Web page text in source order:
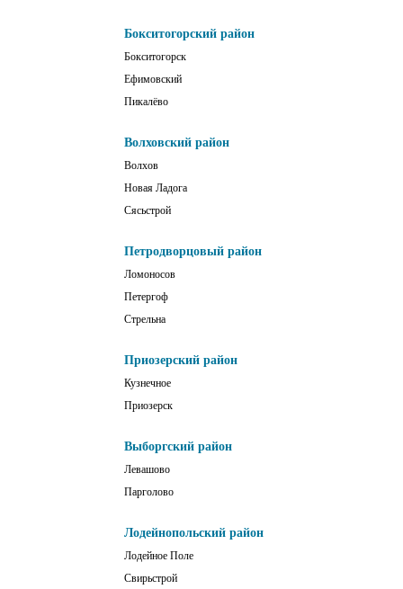
Бокситогорский район
Бокситогорск
Ефимовский
Пикалёво
Волховский район
Волхов
Новая Ладога
Сясьстрой
Петродворцовый район
Ломоносов
Петергоф
Стрельна
Приозерский район
Кузнечное
Приозерск
Выборгский район
Левашово
Парголово
Лодейнопольский район
Лодейное Поле
Свирьстрой